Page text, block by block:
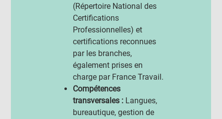
(Répertoire National des
Certifications
Professionnelles) et
certifications reconnues
par les branches,
également prises en
charge par France Travail.
Compétences
transversales :Langues,
bureautique, gestion de